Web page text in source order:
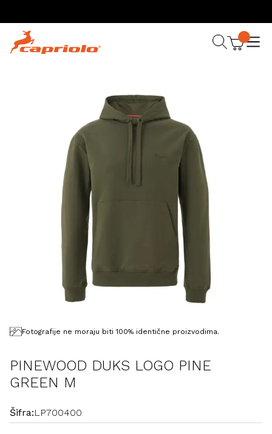
Fotografije ne moraju biti 100% identične proizvodima.
PINEWOOD DUKS LOGO PINE
GREEN M
Šifra:LP700400